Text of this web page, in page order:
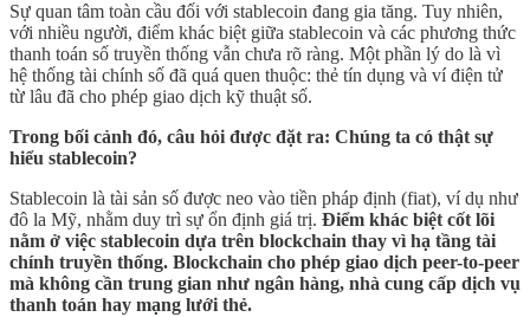
Sự quan tâm toàn cầu đối với stablecoin đang gia tăng. Tuy nhiên,
với nhiều người, điểm khác biệt giữa stablecoin và các phương thức
thanh toán số truyền thống vẫn chưa rõ ràng. Một phần lý do là vì
hệ thống tài chính số đã quá quen thuộc: thẻ tín dụng và ví điện tử
từ lâu đã cho phép giao dịch kỹ thuật số.
Trong bối cảnh đó, câu hỏi được đặt ra: Chúng ta có thật sự
hiểu stablecoin?
Stablecoin là tài sản số được neo vào tiền pháp định (fiat), ví dụ như
đô la Mỹ, nhằm duy trì sự ổn định giá trị. Điểm khác biệt cốt lõi
nằm ở việc stablecoin dựa trên blockchain thay vì hạ tầng tài
chính truyền thống. Blockchain cho phép giao dịch peer-to-peer
mà không cần trung gian như ngân hàng, nhà cung cấp dịch vụ
thanh toán hay mạng lưới thẻ.